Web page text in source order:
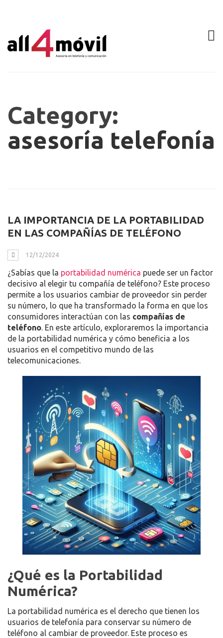
Category:
asesoría telefonía
LA IMPORTANCIA DE LA PORTABILIDAD
EN LAS COMPAÑÍAS DE TELÉFONO
12/12/2024
¿Sabías que la portabilidad numérica puede ser un factor
decisivo al elegir tu compañía de teléfono? Este proceso
permite a los usuarios cambiar de proveedor sin perder
su número, lo que ha transformado la forma en que los
consumidores interactúan con las compañías de
teléfono. En este artículo, exploraremos la importancia
de la portabilidad numérica y cómo beneficia a los
usuarios en el competitivo mundo de las
telecomunicaciones.
¿Qué es la Portabilidad
Numérica?
La portabilidad numérica es el derecho que tienen los
usuarios de telefonía para conservar su número de
teléfono al cambiar de proveedor. Este proceso es